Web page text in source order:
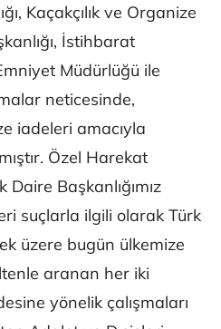
Kaçakçılık ve Organize
İstihbarat
Müdürlüğü ile
neticesinde,
iadeleri amacıyla
Özel Harekat
Daire Başkanlığımız
suçlarla ilgili olarak Türk
üzere bugün ülkemize
aranan her iki
yönelik çalışmaları